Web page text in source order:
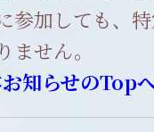
参加しても、
せん。
知らせのTop